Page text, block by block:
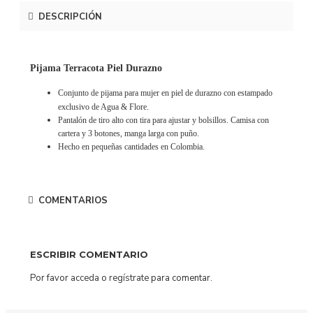
DESCRIPCIÓN
Pijama Terracota Piel Durazno
Conjunto de pijama para mujer en piel de durazno con estampado
exclusivo de Agua & Flore.
Pantalón de tiro alto con tira para ajustar y bolsillos. Camisa con
cartera y 3 botones, manga larga con puño.
Hecho en pequeñas cantidades en Colombia.
COMENTARIOS
ESCRIBIR COMENTARIO
Por favor acceda o regístratepara comentar.